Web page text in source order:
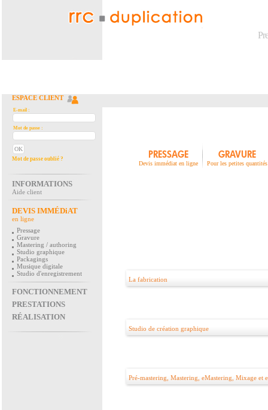
ESPACE CLIENT
E-mail :
Mot de passe :
Mot de passe oublié ?
INFORMATIONS
Aide client
DEVIS IMMÉDiAT
en ligne
Pressage
Gravure
Mastering / authoring
Studio graphique
Packagings
Musique digitale
Studio d'enregistrement
FONCTIONNEMENT
PRESTATIONS
RÉALISATION
PRESSAGE
Devis immédiat en ligne
GRAVURE
Pour les petites quantités
La fabrication
Studio de création graphique
Pré-mastering, Mastering, eMastering, Mixage et